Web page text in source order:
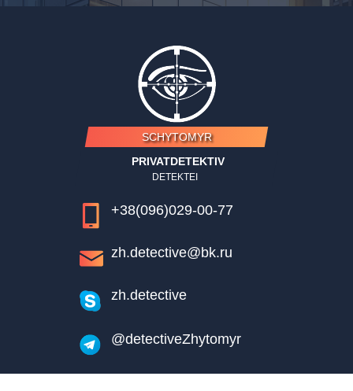
SCHYTOMYR
PRIVATDETEKTIV
DETEKTEI
+38(096)029-00-77
zh.detective@bk.ru
zh.detective
@detectiveZhytomyr